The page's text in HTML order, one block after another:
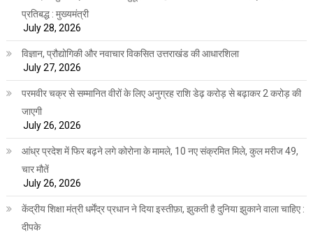
प्रतिबद्ध : मुख्यमंत्री
July 28, 2026
विज्ञान, प्रौद्योगिकी और नवाचार विकसित उत्तराखंड की आधारशिला
July 27, 2026
परमवीर चक्र से सम्मानित वीरों के लिए अनुग्रह राशि डेढ़ करोड़ से बढ़ाकर 2 करोड़ की
जाएगी
July 26, 2026
आंध्र प्रदेश में फिर बढ़ने लगे कोरोना के मामले, 10 नए संक्रमित मिले, कुल मरीज 49,
चार मौतें
July 26, 2026
केंद्रीय शिक्षा मंत्री धर्मेंद्र प्रधान ने दिया इस्तीफ़ा, झुकती है दुनिया झुकाने वाला चाहिए :
दीपके